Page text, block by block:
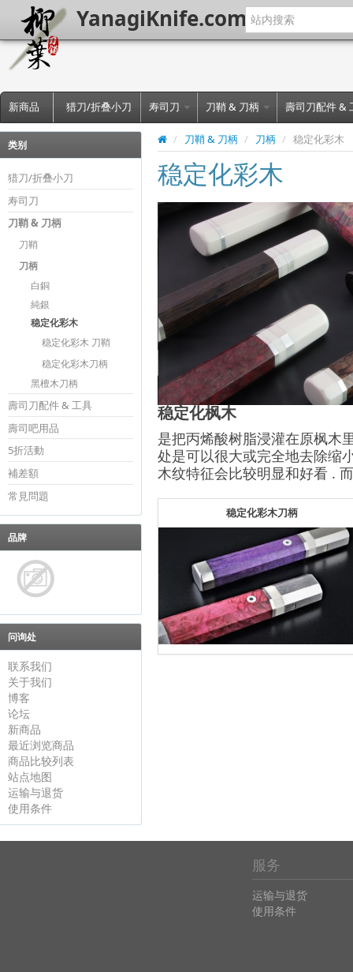
YanagiKnife.com
新商品 猎刀/折叠小刀 寿司刀 刀鞘 & 刀柄 壽司刀配件 &
类别
猎刀/折叠小刀
寿司刀
刀鞘 & 刀柄
刀鞘
刀柄
白銅
純銀
稳定化彩木
稳定化彩木 刀鞘
稳定化彩木刀柄
黑檀木刀柄
壽司刀配件 & 工具
壽司吧用品
5折活動
補差額
常見問題
品牌
问询处
联系我们
关于我们
博客
论坛
新商品
最近浏览商品
商品比较列表
站点地图
运输与退货
使用条件
/ 刀鞘 & 刀柄 / 刀柄 / 稳定化彩木
稳定化彩木
稳定化枫木
是把丙烯酸树脂浸灌在原枫木
处是可以很大或完全地去除缩
木纹特征会比较明显和好看 .
稳定化彩木刀柄
服务
运输与退货
使用条件